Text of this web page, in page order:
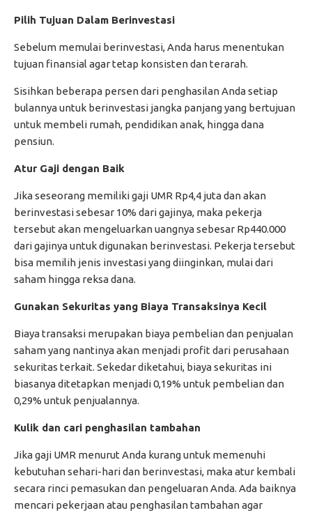
Pilih Tujuan Dalam Berinvestasi
Sebelum memulai berinvestasi, Anda harus menentukan
tujuan finansial agar tetap konsisten dan terarah.
Sisihkan beberapa persen dari penghasilan Anda setiap
bulannya untuk berinvestasi jangka panjang yang bertujuan
untuk membeli rumah, pendidikan anak, hingga dana
pensiun.
Atur Gaji dengan Baik
Jika seseorang memiliki gaji UMR Rp4,4 juta dan akan
berinvestasi sebesar 10% dari gajinya, maka pekerja
tersebut akan mengeluarkan uangnya sebesar Rp440.000
dari gajinya untuk digunakan berinvestasi. Pekerja tersebut
bisa memilih jenis investasi yang diinginkan, mulai dari
saham hingga reksa dana.
Gunakan Sekuritas yang Biaya Transaksinya Kecil
Biaya transaksi merupakan biaya pembelian dan penjualan
saham yang nantinya akan menjadi profit dari perusahaan
sekuritas terkait. Sekedar diketahui, biaya sekuritas ini
biasanya ditetapkan menjadi 0,19% untuk pembelian dan
0,29% untuk penjualannya.
Kulik dan cari penghasilan tambahan
Jika gaji UMR menurut Anda kurang untuk memenuhi
kebutuhan sehari-hari dan berinvestasi, maka atur kembali
secara rinci pemasukan dan pengeluaran Anda. Ada baiknya
mencari pekerjaan atau penghasilan tambahan agar